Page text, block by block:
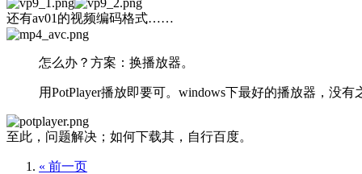
还有av01的视频编码格式……
怎么办？方案：换播放器。
用PotPlayer播放即要可。windows下最好的播放器，没有
至此，问题解决；如何下载其，自行百度。
« 前一页